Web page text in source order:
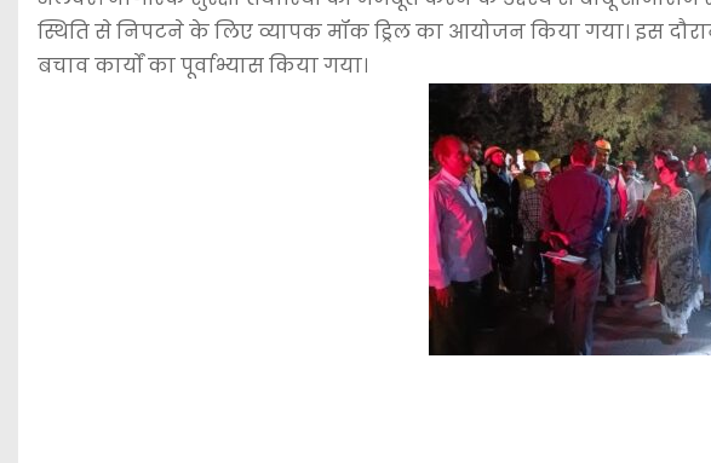
स्थिति से निपटने के लिए व्यापक मॉक ड्रिल का आयोजन किया गया। इस
बचाव कार्यों का पूर्वाभ्यास किया गया।